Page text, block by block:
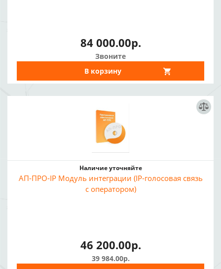
84 000.00р.
Звоните
В корзину
Наличие уточняйте
АП-ПРО-IP Модуль интеграции (IP-голосовая связь
с оператором)
46 200.00р.
39 984.00р.